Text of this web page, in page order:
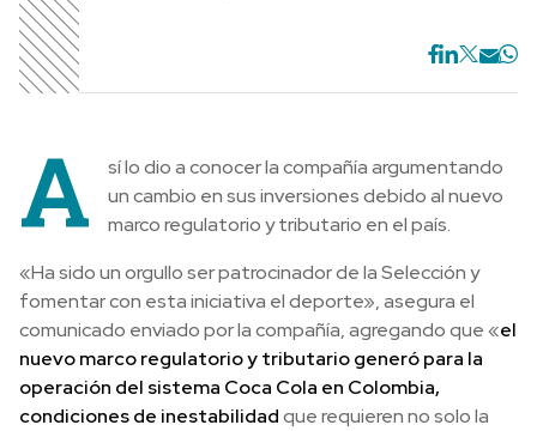
A
sí lo dio a conocer la compañía argumentando
un cambio en sus inversiones debido al nuevo
marco regulatorio y tributario en el país.
«Ha sido un orgullo ser patrocinador de la Selección y
fomentar con esta iniciativa el deporte», asegura el
comunicado enviado por la compañía, agregando que «el
nuevo marco regulatorio y tributario generó para la
operación del sistema Coca Cola en Colombia,
condiciones de inestabilidadque requieren no solo la